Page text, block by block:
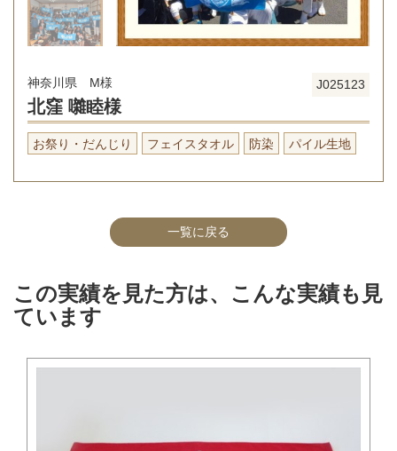
J025123
神奈川県 M様
北窪 囃睦様
お祭り・だんじり フェイスタオル 防染 パイル生地
一覧に戻る
この実績を見た方は、こんな実績も見
ています